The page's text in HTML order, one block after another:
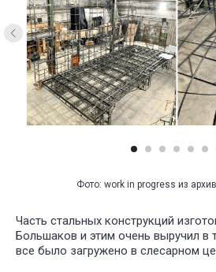
Фото: work in progress из
Часть стальных конструкций
Большаков и этим очень выручил в
все было загружено в слесарном